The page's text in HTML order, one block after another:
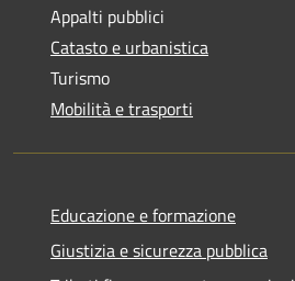
Appalti pubblici
Catasto e urbanistica
Turismo
Mobilità e trasporti
Educazione e formazione
Giustizia e sicurezza pubblica